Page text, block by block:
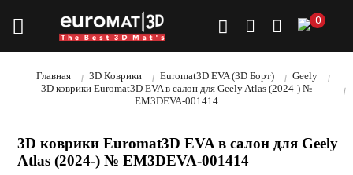
0
Главная 3D Коврики Euromat3D EVA (3D Борт)
Geely
3D коврики Euromat3D EVA в салон для Geely Atlas (2024-) №
EM3DEVA-001414
3D коврики Euromat3D EVA в салон для Geely
Atlas (2024-) № EM3DEVA-001414